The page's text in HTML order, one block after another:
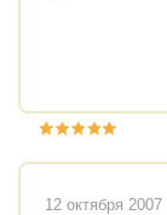
12 октября 2007